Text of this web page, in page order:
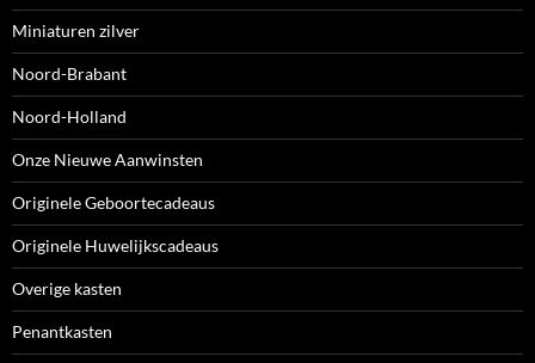
Miniaturen zilver
Noord-Brabant
Noord-Holland
Onze Nieuwe Aanwinsten
Originele Geboortecadeaus
Originele Huwelijkscadeaus
Overige kasten
Penantkasten